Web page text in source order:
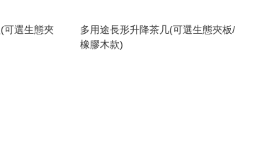
可選生態夾
多用途長形升降茶几(可選生態夾板/
橡膠木款)